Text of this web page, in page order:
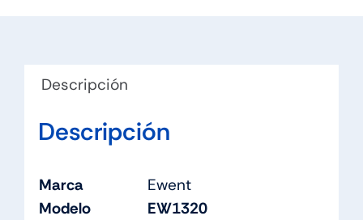
Descripción
Descripción
Marca
Ewent
Modelo
EW1320